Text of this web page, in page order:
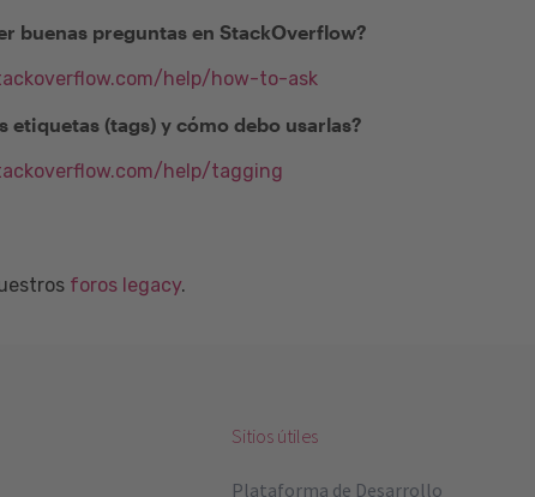
buenas preguntas en StackOverflow?
help/how-to-ask
etiquetas (tags) y cómo debo usarlas?
help/tagging
foros legacy.
Sitios útiles
Plataforma de Desarrollo